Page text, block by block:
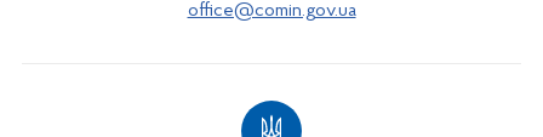
office@comin.gov.ua